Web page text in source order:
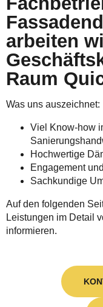
arbeiten
Raum
Was uns auszeichnet:
Viel Know-how
Hochwertige
Engagement
Sachkundige
Auf den folgenden
Leistungen im Detail
informieren.